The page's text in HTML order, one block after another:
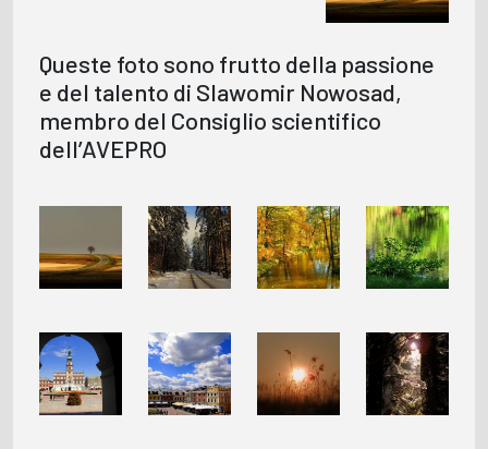
Queste foto sono frutto della passione
e del talento di Slawomir Nowosad,
membro del Consiglio scientifico
dell’AVEPRO